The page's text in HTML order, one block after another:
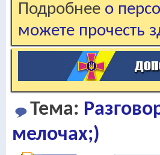
Подробнее о
можете прочесть
Тема:
мелочах;)